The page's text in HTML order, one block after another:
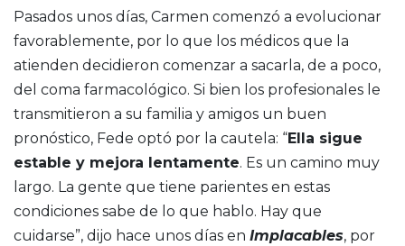
Pasados unos días, Carmen comenzó a evolucionar
favorablemente, por lo que los médicos que la
atienden decidieron comenzar a sacarla, de a poco,
del coma farmacológico. Si bien los profesionales le
transmitieron a su familia y amigos un buen
pronóstico, Fede optó por la cautela: “Ella sigue
estable y mejora lentamente. Es un camino muy
largo. La gente que tiene parientes en estas
condiciones sabe de lo que hablo. Hay que
cuidarse”, dijo hace unos días en Implacables, por